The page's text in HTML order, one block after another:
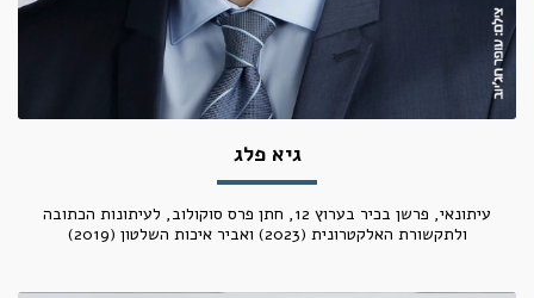
גיא פלג
עיתונאי, פרשן בכיר בערוץ 12, חתן פרס סוקולוב, לעיתונות הכתובה
ולתקשורת האלקטרונית (2023) ואביר איכות השלטון (2019)